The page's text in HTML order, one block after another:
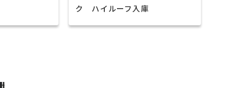
ク ハイルーフ入庫